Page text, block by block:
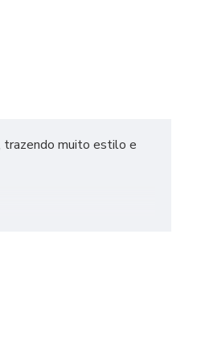
trazendo muito estilo e